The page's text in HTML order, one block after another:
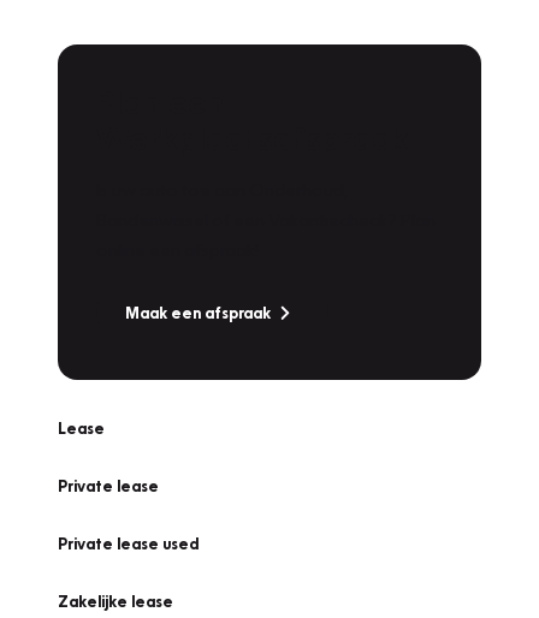
Maak een afspraak
Lease
Private lease
Private lease used
Zakelijke lease